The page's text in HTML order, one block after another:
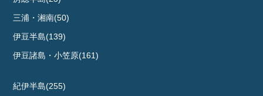
三浦・湘南(50)
伊豆半島(139)
伊豆諸島・小笠原(161)
紀伊半島(255)